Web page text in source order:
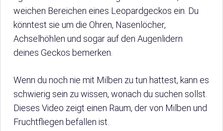
weichen Bereichen eines Leopardgeckos ein. Du
könntest sie um die Ohren, Nasenlöcher,
Achselhöhlen und sogar auf den Augenlidern
deines Geckos bemerken.
Wenn du noch nie mit Milben zu tun hattest, kann es
schwierig sein zu wissen, wonach du suchen sollst.
Dieses Video zeigt einen Raum, der von Milben und
Fruchtfliegen befallen ist.